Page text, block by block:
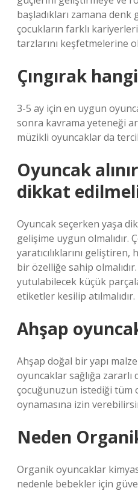
başladıkları zamana
çocukların farklı
tarzlarını keşfetmelerine
Çıngırak
3-5 ay için en uygun
sonra kavrama yeteneği
müzikli oyuncaklar da
Oyuncak
dikkat
Oyuncak seçerken yaşa
gelişime uygun olmalıdır.
yaratıcılıklarını
bir özelliğe sahip olmalıdır.
yutulabilecek küçük
etiketler kesilip atılmalıdır.
Ahşap
Ahşap doğal bir yapı
oyuncaklar sağlığa zararlı
çocuğunuzun istediği tüm
oynamasına izin
Neden
Organik oyuncaklar
nedenle bebekler için